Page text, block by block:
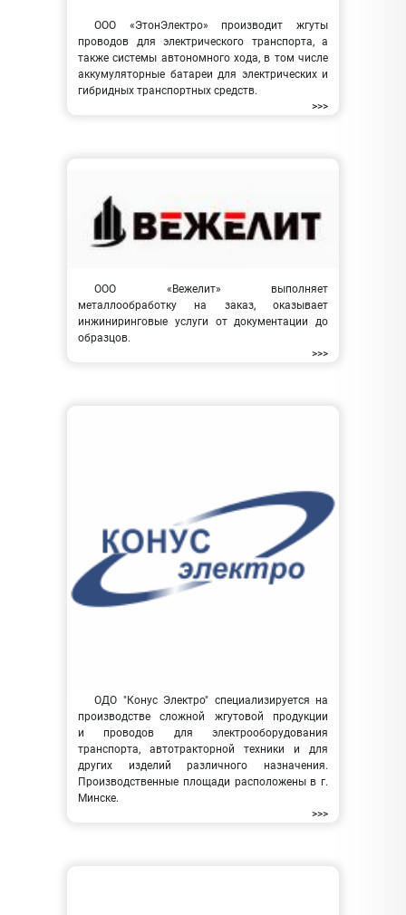
ООО «ЭтонЭлектро» производит жгуты
проводов для электрического транспорта, а
также системы автономного хода, в том числе
аккумуляторные батареи для электрических и
гибридных транспортных средств.
>>>
ООО «Вежелит» выполняет
металлообработку на заказ, оказывает
инжиниринговые услуги от документации до
образцов.
>>>
ОДО "Конус Электро" специализируется на
производстве сложной жгутовой продукции
и проводов для электрооборудования
транспорта, автотракторной техники и для
других изделий различного назначения.
Производственные площади расположены в г.
Минске.
>>>